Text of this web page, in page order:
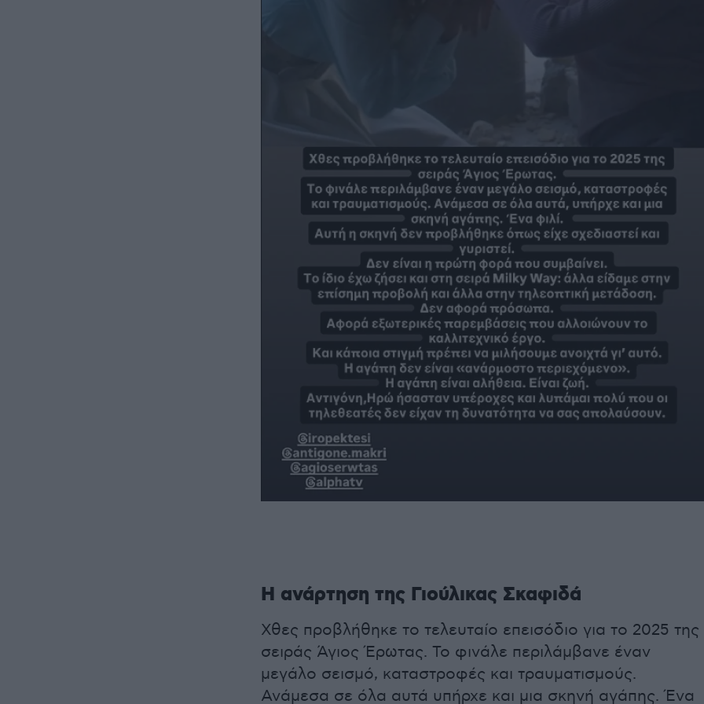
Η ανάρτηση της Γιούλικας Σκαφιδά
Χθες προβλήθηκε το τελευταίο επεισόδιο για το 2025 της
σειράς Άγιος Έρωτας. Το φινάλε περιλάμβανε έναν
μεγάλο σεισμό, καταστροφές και τραυματισμούς.
Ανάμεσα σε όλα αυτά υπήρχε και μια σκηνή αγάπης. Ένα